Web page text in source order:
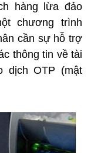
hàng lừa đảo
chương trình
cần sự hỗ trợ
thông tin về tài
dịch OTP (mật